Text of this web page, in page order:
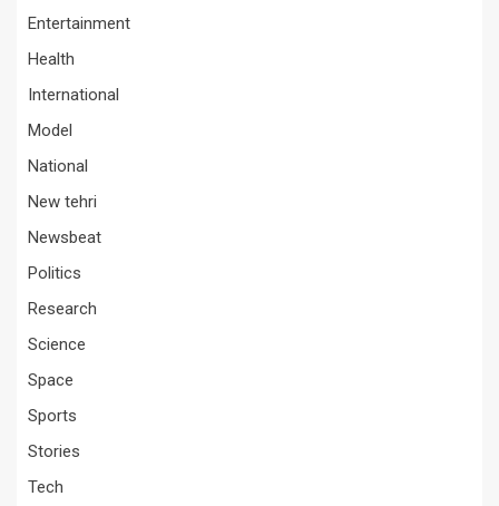
Entertainment
Health
International
Model
National
New tehri
Newsbeat
Politics
Research
Science
Space
Sports
Stories
Tech